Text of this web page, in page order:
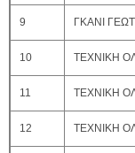
9 ΓΚΑΝΙ
10 ΤΕΧΝΙΚΗ
11 ΤΕΧΝΙΚΗ
12 ΤΕΧΝΙΚΗ